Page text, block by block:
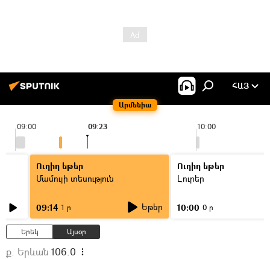
Արմենիա
ՀԱՅ
09:00 10:00
09:23
Ուղիղ եթեր
Մամուլի տեսություն
09:14 1 ր Եթեր
Ուղիղ եթեր
Լուրեր
10:00 0 ր
Երեկ Այսօր
ք. Երևան 106.0